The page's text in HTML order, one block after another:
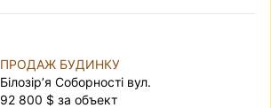
ПРОДАЖ БУДИНКУ
Білозір’я Соборності вул.
92 800 $ за объект